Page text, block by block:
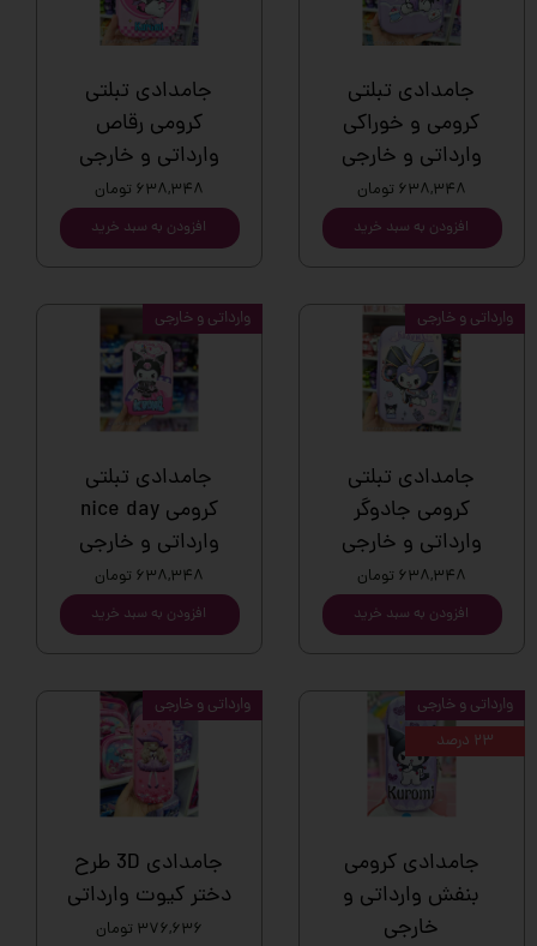
جامدادی تبلتی
کرومی و خوراکی
وارداتی و خارجی
۶۳۸,۳۴۸ تومان
افزودن به سبد خرید
جامدادی تبلتی
کرومی رقاص
وارداتی و خارجی
۶۳۸,۳۴۸ تومان
افزودن به سبد خرید
جامدادی تبلتی
کرومی جادوگر
وارداتی و خارجی
۶۳۸,۳۴۸ تومان
افزودن به سبد خرید
وارداتی و خارجی
جامدادی تبلتی
کرومی nice day
وارداتی و خارجی
۶۳۸,۳۴۸ تومان
افزودن به سبد خرید
وارداتی و خارجی
جامدادی کرومی
بنفش وارداتی و
خارجی
وارداتی و خارجی
۲۳ درصد
جامدادی 3D طرح
دختر کیوت وارداتی
۳۷۶,۶۳۶ تومان
وارداتی و خارجی